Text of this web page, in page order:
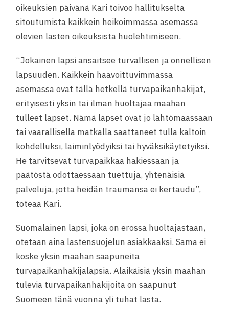
oikeuksien päivänä Kari toivoo hallitukselta
sitoutumista kaikkein heikoimmassa asemassa
olevien lasten oikeuksista huolehtimiseen.
“Jokainen lapsi ansaitsee turvallisen ja onnellisen
lapsuuden. Kaikkein haavoittuvimmassa
asemassa ovat tällä hetkellä turvapaikanhakijat,
erityisesti yksin tai ilman huoltajaa maahan
tulleet lapset. Nämä lapset ovat jo lähtömaassaan
tai vaarallisella matkalla saattaneet tulla kaltoin
kohdelluksi, laiminlyödyiksi tai hyväksikäytetyiksi.
He tarvitsevat turvapaikkaa hakiessaan ja
päätöstä odottaessaan tuettuja, yhtenäisiä
palveluja, jotta heidän traumansa ei kertaudu”,
toteaa Kari.
Suomalainen lapsi, joka on erossa huoltajastaan,
otetaan aina lastensuojelun asiakkaaksi. Sama ei
koske yksin maahan saapuneita
turvapaikanhakijalapsia. Alaikäisiä yksin maahan
tulevia turvapaikanhakijoita on saapunut
Suomeen tänä vuonna yli tuhat lasta.